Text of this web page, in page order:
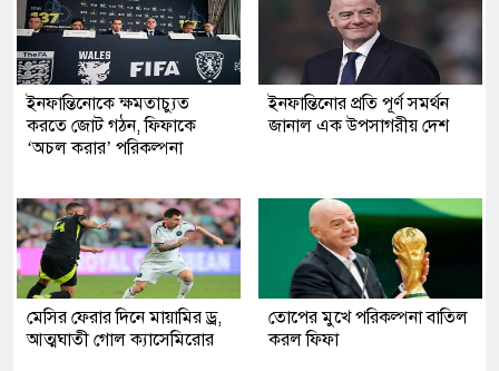
ইনফান্তিনোকে ক্ষমতাচ্যুত
করতে জোট গঠন, ফিফাকে
‘অচল করার’ পরিকল্পনা
ইনফান্তিনোর প্রতি পূর্ণ সমর্থন
জানাল এক উপসাগরীয় দেশ
মেসির ফেরার দিনে মায়ামির ড্র,
আত্মঘাতী গোল ক্যাসেমিরোর
তোপের মুখে পরিকল্পনা বাতিল
করল ফিফা